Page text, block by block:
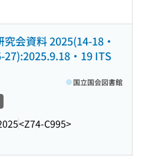
会資料 2025(14-18・
27):2025.9.18・19 ITS
<Z74-C995>
国立国会図書館